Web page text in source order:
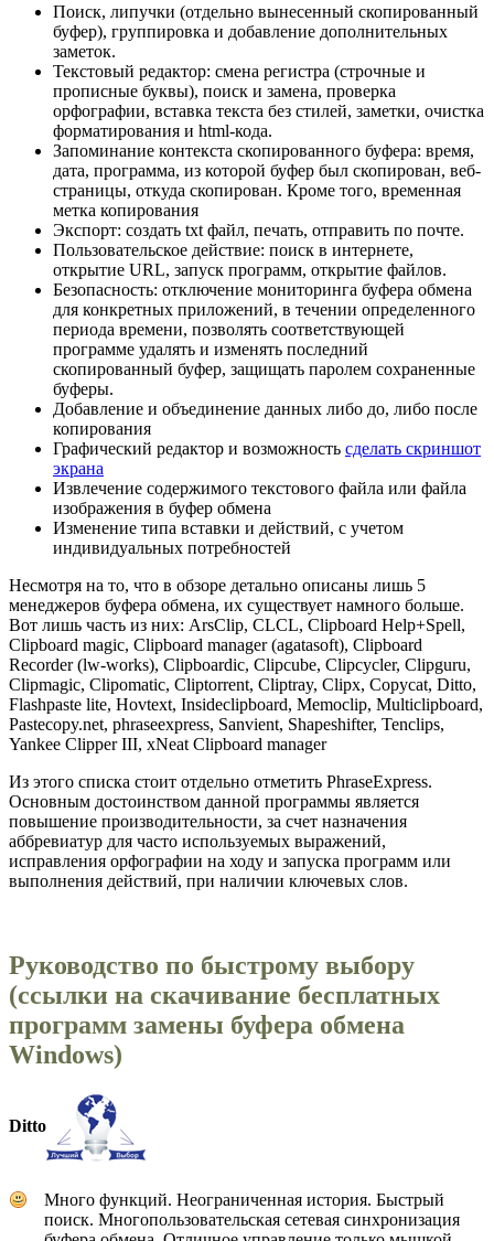
Поиск, липучки (отдельно вынесенный скопированный
буфер), группировка и добавление дополнительных
заметок.
Текстовый редактор: смена регистра (строчные и
прописные буквы), поиск и замена, проверка
орфографии, вставка текста без стилей, заметки, очистка
форматирования и html-кода.
Запоминание контекста скопированного буфера: время,
дата, программа, из которой буфер был скопирован, веб-
страницы, откуда скопирован. Кроме того, временная
метка копирования
Экспорт: создать txt файл, печать, отправить по почте.
Пользовательское действие: поиск в интернете,
открытие URL, запуск программ, открытие файлов.
Безопасность: отключение мониторинга буфера обмена
для конкретных приложений, в течении определенного
периода времени, позволять соответствующей
программе удалять и изменять последний
скопированный буфер, защищать паролем сохраненные
буферы.
Добавление и объединение данных либо до, либо после
копирования
Графический редактор и возможность сделать скриншот
экрана
Извлечение содержимого текстового файла или файла
изображения в буфер обмена
Изменение типа вставки и действий, с учетом
индивидуальных потребностей
Несмотря на то, что в обзоре детально описаны лишь 5
менеджеров буфера обмена, их существует намного больше.
Вот лишь часть из них: ArsClip, CLCL, Clipboard Help+Spell,
Clipboard magic, Clipboard manager (agatasoft), Clipboard
Recorder (lw-works), Clipboardic, Clipcube, Clipcycler, Clipguru,
Clipmagic, Clipomatic, Cliptorrent, Cliptray, Clipx, Copycat, Ditto,
Flashpaste lite, Hovtext, Insideclipboard, Memoclip, Multiclipboard,
Pastecopy.net, phraseexpress, Sanvient, Shapeshifter, Tenclips,
Yankee Clipper III, xNeat Clipboard manager
Из этого списка стоит отдельно отметить PhraseExpress.
Основным достоинством данной программы является
повышение производительности, за счет назначения
аббревиатур для часто используемых выражений,
исправления орфографии на ходу и запуска программ или
выполнения действий, при наличии ключевых слов.
Руководство по быстрому выбору
(ссылки на скачивание бесплатных
программ замены буфера обмена
Windows)
Ditto
Много функций. Неограниченная история. Быстрый
поиск. Многопользовательская сетевая синхронизация